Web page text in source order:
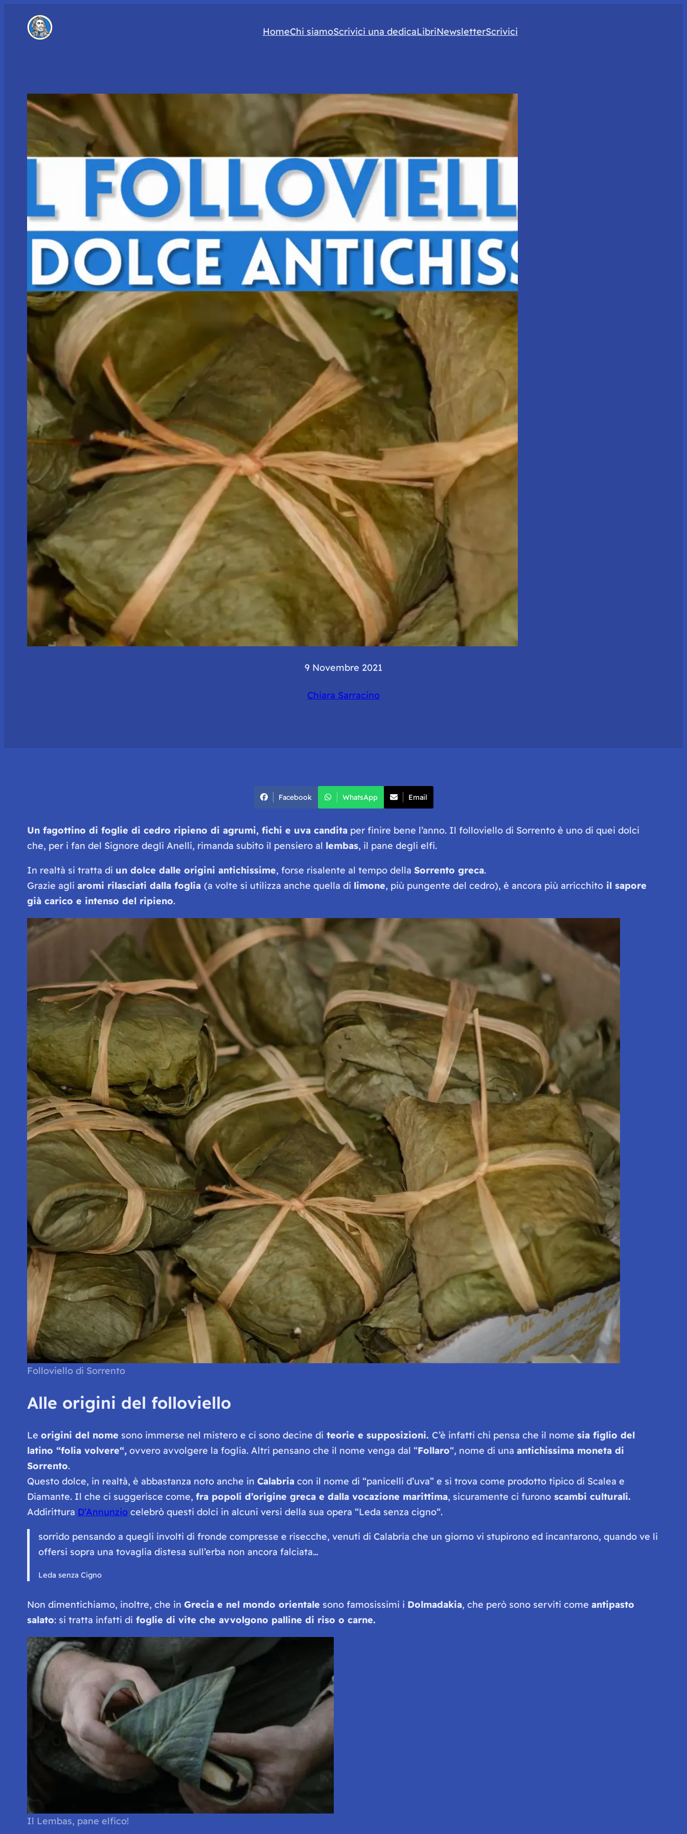
HomeChi siamoScrivici una dedicaLibriNewsletterScrivici
9 Novembre 2021
Chiara Sarracino
Facebook WhatsApp Email
Un fagottino di foglie di cedro ripieno di agrumi, fichi e uva canditaper finire bene l’anno. Il folloviello di Sorrento è uno di quei dolci
che, per i fan del Signore degli Anelli, rimanda subito il pensiero al lembas, il pane degli elfi.
In realtà si tratta di un dolce dalle origini antichissime, forse risalente al tempo della Sorrento greca.
Grazie agli aromi rilasciati dalla foglia (a volte si utilizza anche quella di limone, più pungente del cedro), è ancora più arricchitoil sapore
già carico e intenso del ripieno.
Folloviello di Sorrento
Alle origini del folloviello
Le origini del nome sono immerse nel mistero e ci sono decine di teorie e supposizioni. C’è infatti chi pensa che il nome sia figlio del
latino “folia volvere“,ovvero avvolgere la foglia. Altri pensano che il nome venga dal “Follaro“, nome di una antichissima moneta di
Sorrento.
Questo dolce, in realtà, è abbastanza noto anche in Calabriacon il nome di “panicelli d’uva” e si trova come prodotto tipico di Scalea e
Diamante. Il che ci suggerisce come, fra popoli d’origine greca e dalla vocazione marittima, sicuramente ci furonoscambi culturali.
Addirittura D’Annunziocelebrò questi dolci in alcuni versi della sua opera “Leda senza cigno“.
sorrido pensando a quegli involti di fronde compresse e risecche, venuti di Calabria che un giorno vi stupirono ed incantarono, quando ve li
offersi sopra una tovaglia distesa sull’erba non ancora falciata…
Leda senza Cigno
Non dimentichiamo, inoltre, che in Grecia e nel mondo orientale sono famosissimi i Dolmadakia, che però sono serviti come antipasto
salato: si tratta infatti di foglie di vite che avvolgono palline di riso o carne.
Il Lembas, pane elfico!